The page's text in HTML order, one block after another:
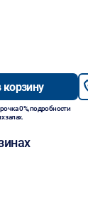
0%, подробности
залах.